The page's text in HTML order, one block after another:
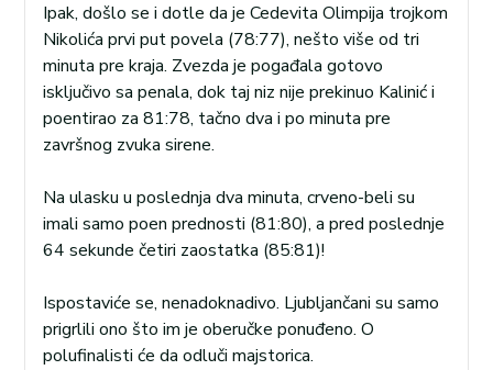
Ipak, došlo se i dotle da je Cedevita Olimpija trojkom
Nikolića prvi put povela (78:77), nešto više od tri
minuta pre kraja. Zvezda je pogađala gotovo
isključivo sa penala, dok taj niz nije prekinuo Kalinić i
poentirao za 81:78, tačno dva i po minuta pre
završnog zvuka sirene.
Na ulasku u poslednja dva minuta, crveno-beli su
imali samo poen prednosti (81:80), a pred poslednje
64 sekunde četiri zaostatka (85:81)!
Ispostaviće se, nenadoknadivo. Ljubljančani su samo
prigrlili ono što im je oberučke ponuđeno. O
polufinalisti će da odluči majstorica.